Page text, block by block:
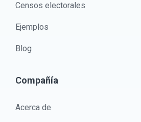
Censos electorales
Ejemplos
Blog
Compañía
Acerca de